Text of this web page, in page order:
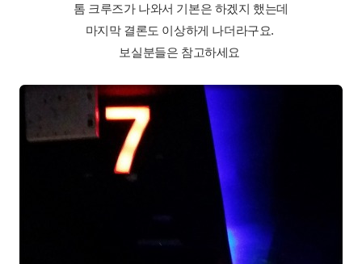
톰 크루즈가 나와서 기본은 하겠지 했는데
마지막 결론도 이상하게 나더라구요.
보실분들은 참고하세요